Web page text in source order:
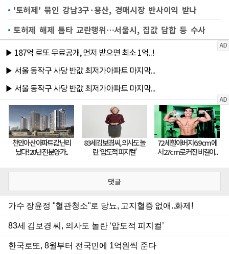
'토허제' 묶인 강남3구·용산, 경매시장 반사이익 받나
토허제 해제 틈타 교란행위…서울시, 집값 담합 등 수사
댓글